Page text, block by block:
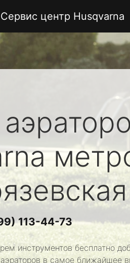
Сервис центр Husqvarna
113-44-73
инструментов бесплатно
в самое ближайшее